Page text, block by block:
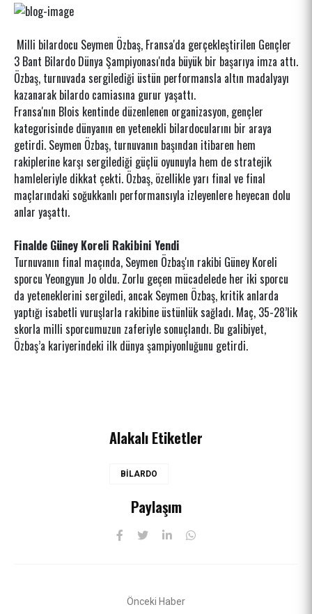
Milli bilardocu Seymen Özbaş, Fransa'da gerçekleştirilen Gençler
3 Bant Bilardo Dünya Şampiyonası'nda büyük bir başarıya imza attı.
Özbaş, turnuvada sergilediği üstün performansla altın madalyayı
kazanarak bilardo camiasına gurur yaşattı.
Fransa'nın Blois kentinde düzenlenen organizasyon, gençler
kategorisinde dünyanın en yetenekli bilardocularını bir araya
getirdi. Seymen Özbaş, turnuvanın başından itibaren hem
rakiplerine karşı sergilediği güçlü oyunuyla hem de stratejik
hamleleriyle dikkat çekti. Özbaş, özellikle yarı final ve final
maçlarındaki soğukkanlı performansıyla izleyenlere heyecan dolu
anlar yaşattı.
Finalde Güney Koreli Rakibini Yendi
Turnuvanın final maçında, Seymen Özbaş'ın rakibi Güney Koreli
sporcu Yeongyun Jo oldu. Zorlu geçen mücadelede her iki sporcu
da yeteneklerini sergiledi, ancak Seymen Özbaş, kritik anlarda
yaptığı isabetli vuruşlarla rakibine üstünlük sağladı. Maç, 35-28’lik
skorla milli sporcumuzun zaferiyle sonuçlandı. Bu galibiyet,
Özbaş’a kariyerindeki ilk dünya şampiyonluğunu getirdi.
Alakalı Etiketler
BİLARDO
Paylaşım
Önceki Haber